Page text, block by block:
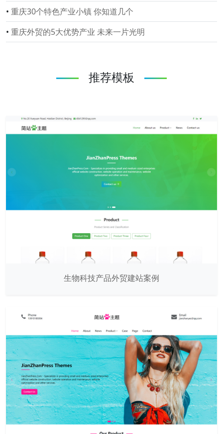
• 重庆30个特色产业小镇 你知道几个
• 重庆外贸的5大优势产业 未来一片光明
推荐模板
生物科技产品外贸建站案例